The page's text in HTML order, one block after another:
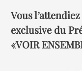
Vous
exclusive du
«VOIR